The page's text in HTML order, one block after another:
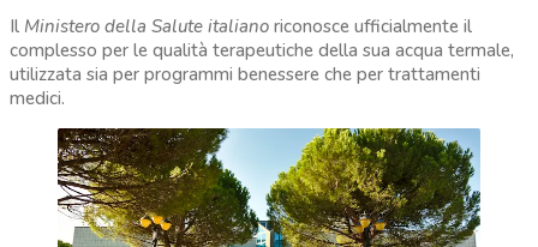
Il Ministero della Salute italiano riconosce ufficialmente il
complesso per le qualità terapeutiche della sua acqua termale,
utilizzata sia per programmi benessere che per trattamenti
medici.